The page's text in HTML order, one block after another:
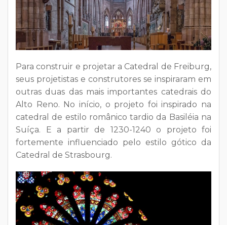
Para construir e projetar a Catedral de Freiburg,
seus projetistas e construtores se inspiraram em
outras duas das mais importantes catedrais do
Alto Reno. No início, o projeto foi inspirado na
catedral de estilo românico tardio da Basiléia na
Suíça. E a partir de 1230-1240 o projeto foi
fortemente influenciado pelo estilo gótico da
Catedral de Strasbourg.